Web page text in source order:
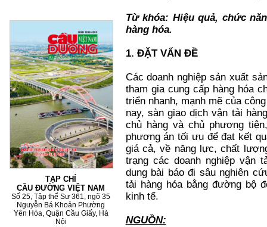
TẠP CHÍ
CẦU ĐƯỜNG VIỆT NAM
Số 25, Tập thể Sư 361, ngõ 35
Nguyễn Bá Khoản Phường
Yên Hòa, Quận Cầu Giấy, Hà
Nội
Từ khóa: Hiệu quả, chức
hàng hóa.
1. ĐẶT VẤN ĐỀ
Các doanh nghiệp sản xuất
tham gia cung cấp hàng hóa
triển nhanh, mạnh mẽ của
nay, sàn giao dịch vận tải
chủ hàng và chủ phương
phương án tối ưu để đạt kết
giá cả, về năng lực, chất
trạng các doanh nghiệp vận
dung bài báo đi sâu nghiên
tải hàng hóa bằng đường bộ
kinh tế.
NGUỒN: